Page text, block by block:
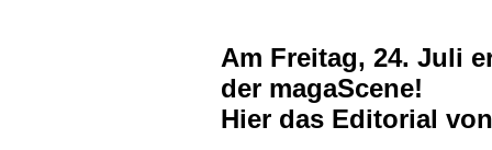
Am Freitag, 24. Juli
der magaScene!
Hier das Editorial